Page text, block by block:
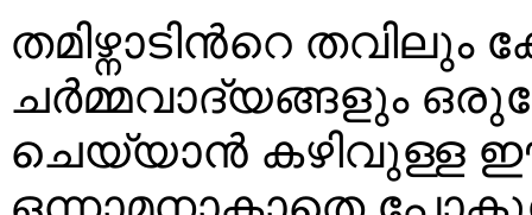
തമിഴ്നാടിന്‍റെ തവിലും
ചര്‍മ്മവാദ്യങ്ങളും
ചെയ്യാന്‍ കഴിവുള്ള ഈ